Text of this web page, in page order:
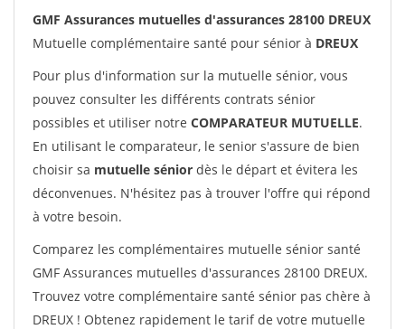
GMF Assurances mutuelles d'assurances 28100 DREUX
Mutuelle complémentaire santé pour sénior à DREUX
Pour plus d'information sur la mutuelle sénior, vous
pouvez consulter les différents contrats sénior
possibles et utiliser notre COMPARATEUR MUTUELLE.
En utilisant le comparateur, le senior s'assure de bien
choisir sa mutuelle sénior dès le départ et évitera les
déconvenues. N'hésitez pas à trouver l'offre qui répond
à votre besoin.
Comparez les complémentaires mutuelle sénior santé
GMF Assurances mutuelles d'assurances 28100 DREUX.
Trouvez votre complémentaire santé sénior pas chère à
DREUX ! Obtenez rapidement le tarif de votre mutuelle